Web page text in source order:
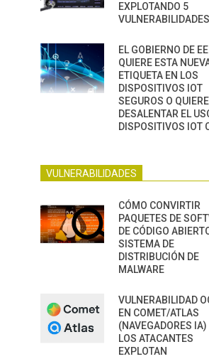
EXPLOTANDO 5
VULNERABILIDADES
EL GOBIERNO DE
QUIERE ESTA
ETIQUETA EN LOS
DISPOSITIVOS IOT
SEGUROS O QUIERE
DESALENTAR EL
DISPOSITIVOS IOT
VULNERABILIDADES
CÓMO CONVIRTIR
PAQUETES DE
DE CÓDIGO
SISTEMA DE
DISTRIBUCIÓN DE
MALWARE
VULNERABILIDAD
EN COMET/ATLAS
(NAVEGADORES IA)
LOS ATACANTES
EXPLOTAN